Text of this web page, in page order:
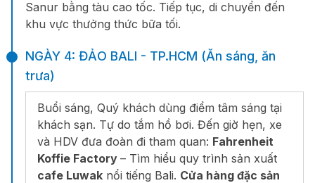
Sanur bằng tàu cao tốc. Tiếp tục, di chuyển đến
khu vực thưởng thức bữa tối.
NGÀY 4: ĐẢO BALI - TP.HCM (Ăn sáng, ăn
trưa)
Buổi sáng, Quý khách dùng điểm tâm sáng tại
khách sạn. Tự do tắm hồ bơi. Đến giờ hẹn, xe
và HDV đưa đoàn đi tham quan: Fahrenheit
Koffie Factory – Tìm hiểu quy trình sản xuất
cafe Luwak nổi tiếng Bali. Cửa hàng đặc sản